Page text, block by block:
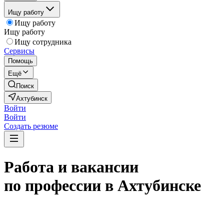
Ищу работу
Ищу работу
Ищу работу
Ищу сотрудника
Сервисы
Помощь
Ещё
Поиск
Ахтубинск
Войти
Войти
Создать резюме
Работа и вакансии
по профессии в Ахтубинске